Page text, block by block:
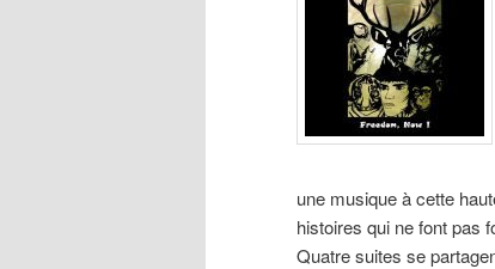
une musique à cette
histoires qui ne font pas
Quatre suites se